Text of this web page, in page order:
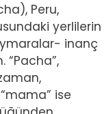
Peru,
yerlilerin
inanç
ise